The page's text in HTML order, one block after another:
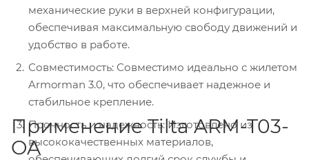
механические руки в верхней конфигурации,
обеспечивая максимальную свободу движений и
удобство в работе.
Совместимость: Совместимо идеально с жилетом
Armorman 3.0, что обеспечивает надежное и
стабильное крепление.
Прочность и надежность: Изготовлено из
высококачественных материалов,
Применение Tilta ARM-T03-
OA